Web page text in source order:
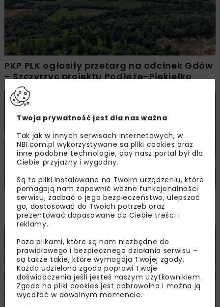
PKP PLK ogłosiły przetarg na odcinek Gdów
– Szczyrzyc projektu Podłęże–Piekiełko
Rozbudowa DW450 między Mirkowem a
Wieruszowem z dofinansowaniem UE
Twoja prywatność jest dla nas ważna
Tak jak w innych serwisach internetowych, w
NBI.com.pl wykorzystywane są pliki cookies oraz
inne podobne technologie, aby nasz portal był dla
Ciebie przyjazny i wygodny.
Są to pliki instalowane na Twoim urządzeniu, które
pomagają nam zapewnić ważne funkcjonalności
serwisu, zadbać o jego bezpieczeństwo, ulepszać
go, dostosować do Twoich potrzeb oraz
prezentować dopasowane do Ciebie treści i
reklamy.
Poza plikami, które są nam niezbędne do
prawidłowego i bezpiecznego działania serwisu –
są także takie, które wymagają Twojej zgody.
Każda udzielona zgoda poprawi Twoje
doświadczenia jeśli jesteś naszym Użytkownikiem.
Zgoda na pliki cookies jest dobrowolna i można ją
wycofać w dowolnym momencie.